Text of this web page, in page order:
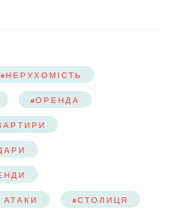
НЕРУХОМІСТЬ
ОРЕНДА
АТАКИ СТОЛИЦЯ